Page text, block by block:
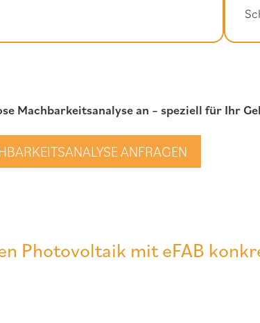
Machbarkeitsanalyse an – speziell für Ihr
ANFRAGEN
Photovoltaik mit eFAB